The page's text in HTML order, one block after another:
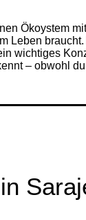
Ökoystem
Leben
wichtiges
– obwohl